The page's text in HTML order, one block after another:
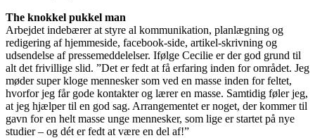
The knokkel pukkel man
Arbejdet indebærer at styre al kommunikation, planlægning og
redigering af hjemmeside, facebook-side, artikel-skrivning og
udsendelse af pressemeddelelser. Ifølge Cecilie er der god grund til
alt det frivillige slid. ”Det er fedt at få erfaring inden for området. Jeg
møder super kloge mennesker som ved en masse inden for feltet,
hvorfor jeg får gode kontakter og lærer en masse. Samtidig føler jeg,
at jeg hjælper til en god sag. Arrangementet er noget, der kommer til
gavn for en helt masse unge mennesker, som lige er startet på nye
studier – og dét er fedt at være en del af!”